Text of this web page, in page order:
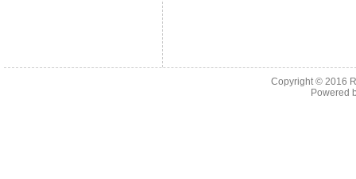
Copyright © 2016
Powered